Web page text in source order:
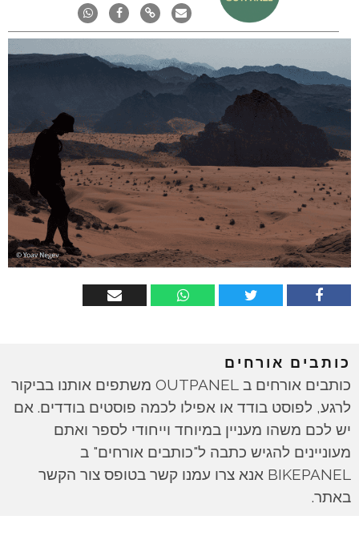
כותבים אורחים
כותבים אורחים ב OUTPANEL משתפים אותנו בביקור
לרגע, לפוסט בודד או אפילו לכמה פוסטים בודדים. אם
יש לכם משהו מעניין במיוחד וייחודי לספר ואתם
מעוניינים להגיש כתבה ל"כותבים אורחים" ב
BIKEPANEL אנא צרו עמנו קשר בטופס צור הקשר
באתר.